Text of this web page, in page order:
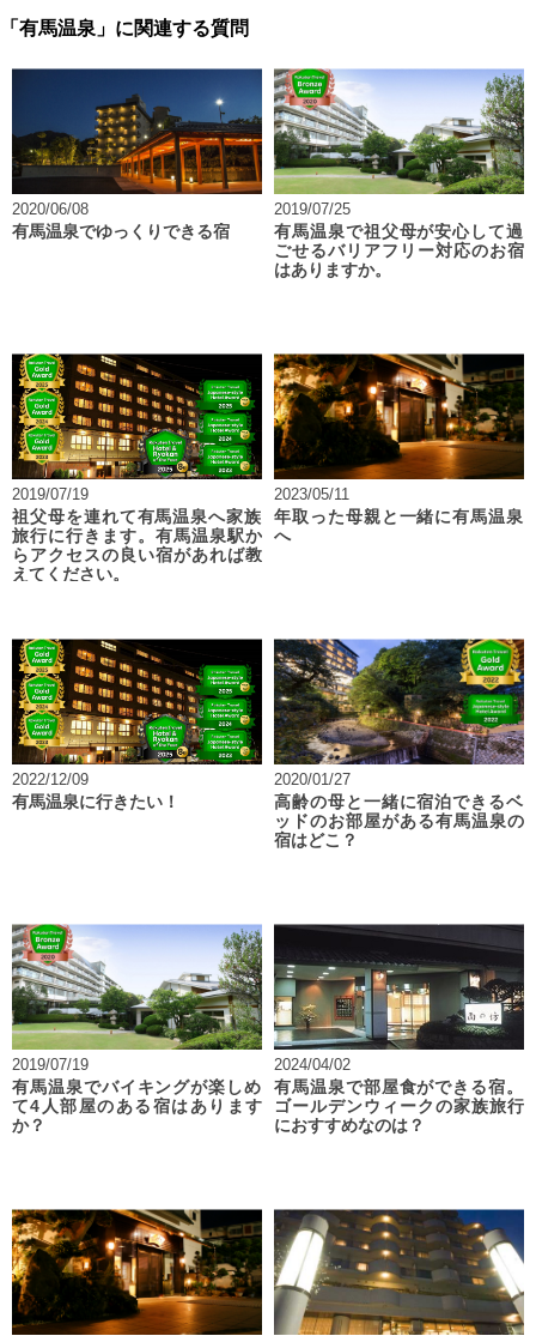
「有馬温泉」に関連する質問
2020/06/08
有馬温泉でゆっくりできる宿
2019/07/25
有馬温泉で祖父母が安心して過
ごせるバリアフリー対応のお宿
はありますか。
2019/07/19
祖父母を連れて有馬温泉へ家族
旅行に行きます。有馬温泉駅か
らアクセスの良い宿があれば教
えてください。
2023/05/11
年取った母親と一緒に有馬温泉
へ
2022/12/09
有馬温泉に行きたい！
2020/01/27
高齢の母と一緒に宿泊できるベ
ッドのお部屋がある有馬温泉の
宿はどこ？
2019/07/19
有馬温泉でバイキングが楽しめ
て4人部屋のある宿はあります
か？
2024/04/02
有馬温泉で部屋食ができる宿。
ゴールデンウィークの家族旅行
におすすめなのは？